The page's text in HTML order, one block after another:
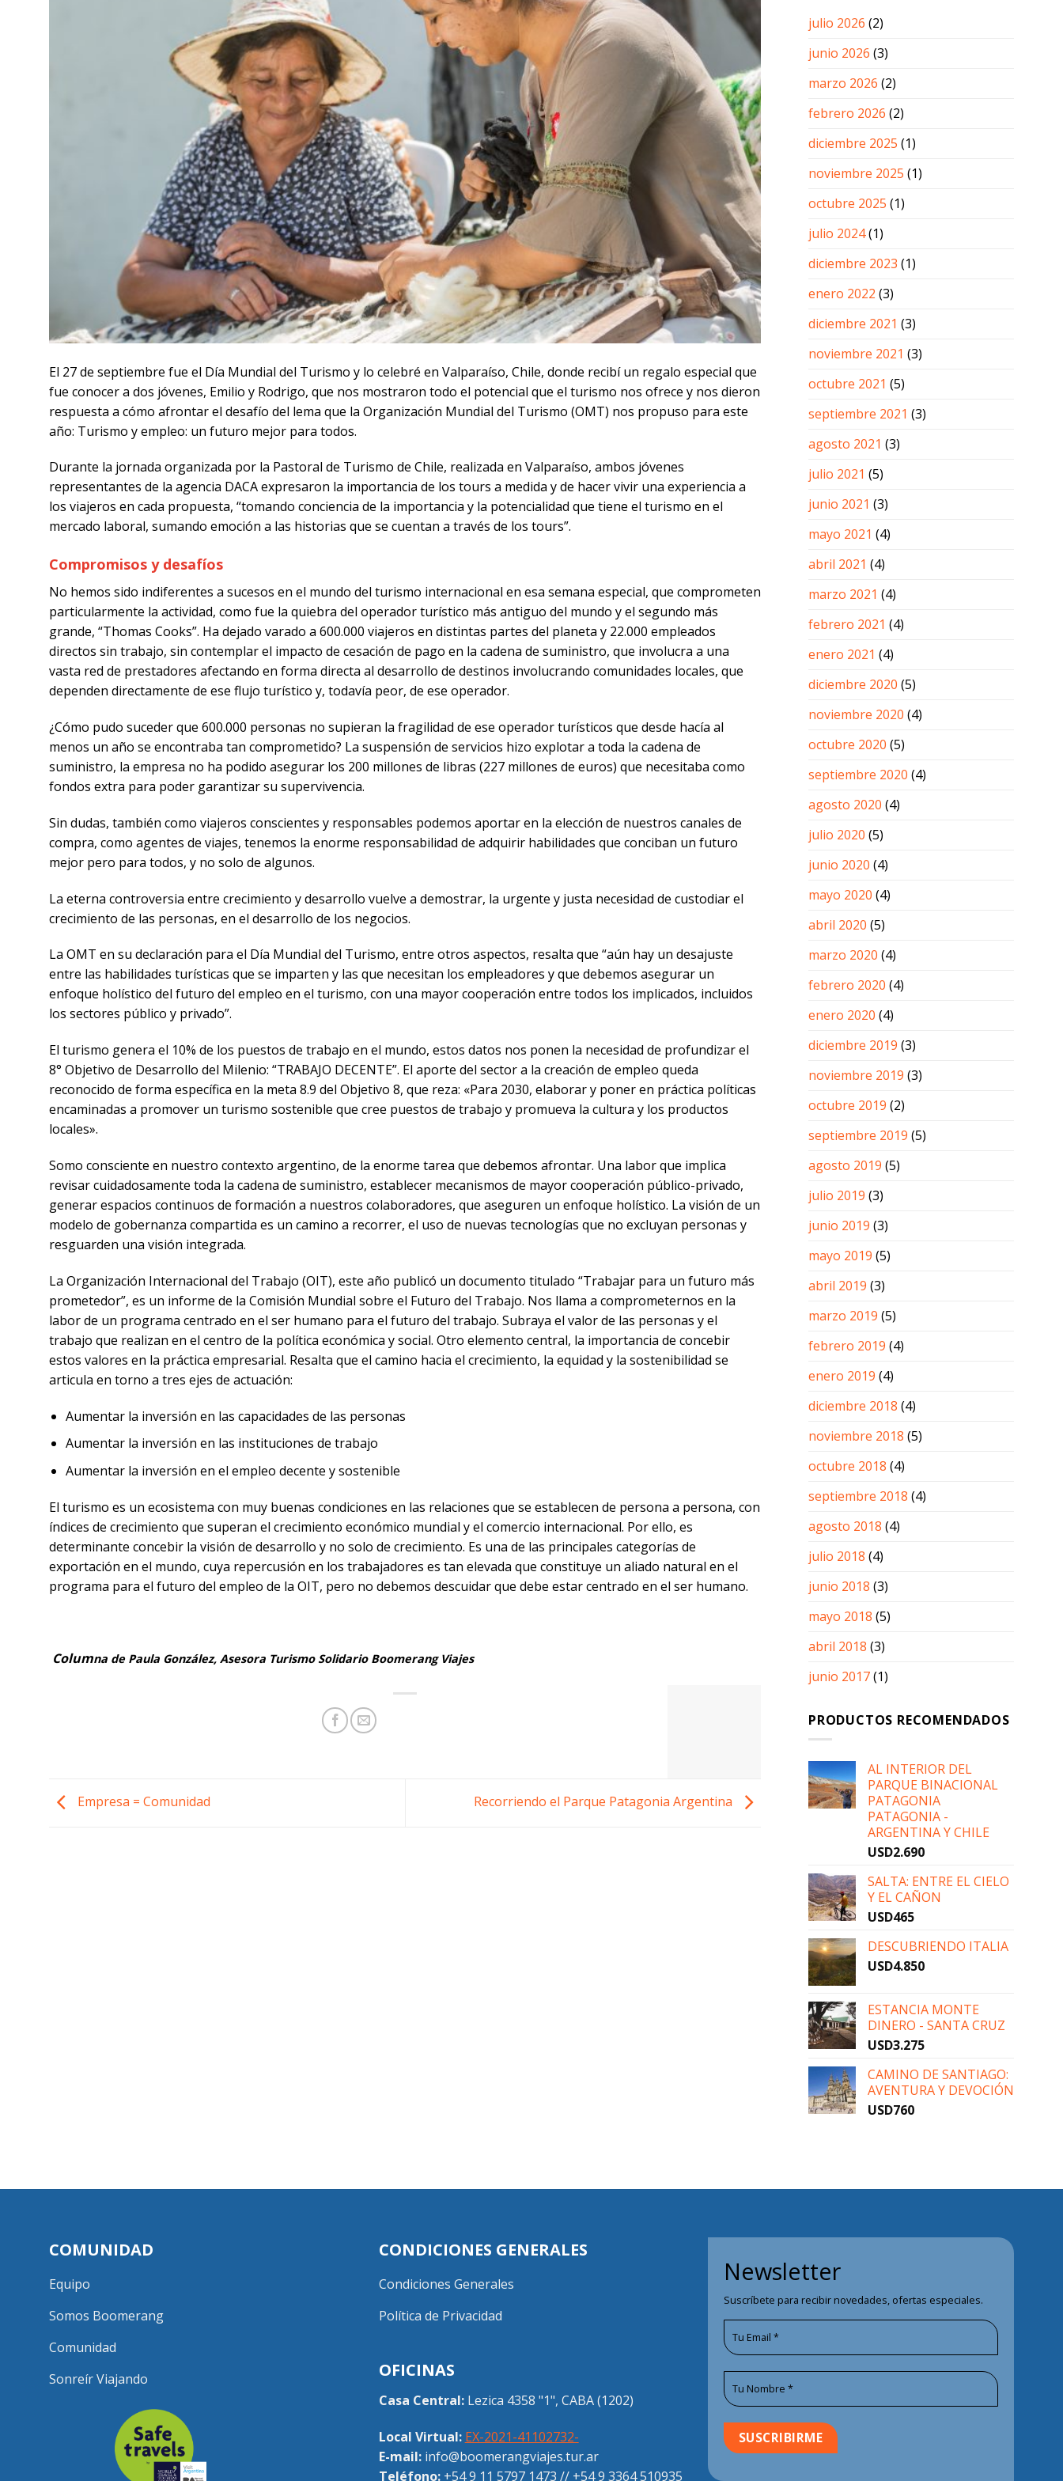
El 27 de septiembre fue el Día Mundial del Turismo y lo celebré en Valparaíso, Chile, donde recibí un regalo especial que
fue conocer a dos jóvenes, Emilio y Rodrigo, que nos mostraron todo el potencial que el turismo nos ofrece y nos dieron
respuesta a cómo afrontar el desafío del lema que la Organización Mundial del Turismo (OMT) nos propuso para este
año: Turismo y empleo: un futuro mejor para todos.
Durante la jornada organizada por la Pastoral de Turismo de Chile, realizada en Valparaíso, ambos jóvenes
representantes de la agencia DACA expresaron la importancia de los tours a medida y de hacer vivir una experiencia a
los viajeros en cada propuesta, “tomando conciencia de la importancia y la potencialidad que tiene el turismo en el
mercado laboral, sumando emoción a las historias que se cuentan a través de los tours”.
Compromisos y desafíos
No hemos sido indiferentes a sucesos en el mundo del turismo internacional en esa semana especial, que comprometen
particularmente la actividad, como fue la quiebra del operador turístico más antiguo del mundo y el segundo más
grande, “Thomas Cooks”. Ha dejado varado a 600.000 viajeros en distintas partes del planeta y 22.000 empleados
directos sin trabajo, sin contemplar el impacto de cesación de pago en la cadena de suministro, que involucra a una
vasta red de prestadores afectando en forma directa al desarrollo de destinos involucrando comunidades locales, que
dependen directamente de ese flujo turístico y, todavía peor, de ese operador.
¿Cómo pudo suceder que 600.000 personas no supieran la fragilidad de ese operador turísticos que desde hacía al
menos un año se encontraba tan comprometido? La suspensión de servicios hizo explotar a toda la cadena de
suministro, la empresa no ha podido asegurar los 200 millones de libras (227 millones de euros) que necesitaba como
fondos extra para poder garantizar su supervivencia.
Sin dudas, también como viajeros conscientes y responsables podemos aportar en la elección de nuestros canales de
compra, como agentes de viajes, tenemos la enorme responsabilidad de adquirir habilidades que conciban un futuro
mejor pero para todos, y no solo de algunos.
La eterna controversia entre crecimiento y desarrollo vuelve a demostrar, la urgente y justa necesidad de custodiar el
crecimiento de las personas, en el desarrollo de los negocios.
La OMT en su declaración para el Día Mundial del Turismo, entre otros aspectos, resalta que “aún hay un desajuste
entre las habilidades turísticas que se imparten y las que necesitan los empleadores y que debemos asegurar un
enfoque holístico del futuro del empleo en el turismo, con una mayor cooperación entre todos los implicados, incluidos
los sectores público y privado”.
El turismo genera el 10% de los puestos de trabajo en el mundo, estos datos nos ponen la necesidad de profundizar el
8° Objetivo de Desarrollo del Milenio: “TRABAJO DECENTE”. El aporte del sector a la creación de empleo queda
reconocido de forma específica en la meta 8.9 del Objetivo 8, que reza: «Para 2030, elaborar y poner en práctica políticas
encaminadas a promover un turismo sostenible que cree puestos de trabajo y promueva la cultura y los productos
locales».
Somo consciente en nuestro contexto argentino, de la enorme tarea que debemos afrontar. Una labor que implica
revisar cuidadosamente toda la cadena de suministro, establecer mecanismos de mayor cooperación público-privado,
generar espacios continuos de formación a nuestros colaboradores, que aseguren un enfoque holístico. La visión de un
modelo de gobernanza compartida es un camino a recorrer, el uso de nuevas tecnologías que no excluyan personas y
resguarden una visión integrada.
La Organización Internacional del Trabajo (OIT), este año publicó un documento titulado “Trabajar para un futuro más
prometedor”, es un informe de la Comisión Mundial sobre el Futuro del Trabajo. Nos llama a comprometernos en la
labor de un programa centrado en el ser humano para el futuro del trabajo. Subraya el valor de las personas y el
trabajo que realizan en el centro de la política económica y social. Otro elemento central, la importancia de concebir
estos valores en la práctica empresarial. Resalta que el camino hacia el crecimiento, la equidad y la sostenibilidad se
articula en torno a tres ejes de actuación:
Aumentar la inversión en las capacidades de las personas
Aumentar la inversión en las instituciones de trabajo
Aumentar la inversión en el empleo decente y sostenible
El turismo es un ecosistema con muy buenas condiciones en las relaciones que se establecen de persona a persona, con
índices de crecimiento que superan el crecimiento económico mundial y el comercio internacional. Por ello, es
determinante concebir la visión de desarrollo y no solo de crecimiento. Es una de las principales categorías de
exportación en el mundo, cuya repercusión en los trabajadores es tan elevada que constituye un aliado natural en el
programa para el futuro del empleo de la OIT, pero no debemos descuidar que debe estar centrado en el ser humano.
Columna de Paula González, Asesora Turismo Solidario Boomerang Viajes
Empresa = Comunidad Recorriendo el Parque Patagonia Argentina
julio 2026 (2)
junio 2026 (3)
marzo 2026 (2)
febrero 2026 (2)
diciembre 2025 (1)
noviembre 2025 (1)
octubre 2025 (1)
julio 2024(1)
diciembre 2023 (1)
enero 2022 (3)
diciembre 2021 (3)
noviembre 2021 (3)
octubre 2021 (5)
septiembre 2021 (3)
agosto 2021 (3)
julio 2021 (5)
junio 2021 (3)
mayo 2021 (4)
abril 2021 (4)
marzo 2021 (4)
febrero 2021 (4)
enero 2021 (4)
diciembre 2020 (5)
noviembre 2020 (4)
octubre 2020 (5)
septiembre 2020 (4)
agosto 2020 (4)
julio 2020 (5)
junio 2020 (4)
mayo 2020 (4)
abril 2020 (5)
marzo 2020 (4)
febrero 2020 (4)
enero 2020 (4)
diciembre 2019 (3)
noviembre 2019 (3)
octubre 2019 (2)
septiembre 2019 (5)
agosto 2019 (5)
julio 2019 (3)
junio 2019 (3)
mayo 2019 (5)
abril 2019 (3)
marzo 2019 (5)
febrero 2019 (4)
enero 2019 (4)
diciembre 2018 (4)
noviembre 2018 (5)
octubre 2018 (4)
septiembre 2018 (4)
agosto 2018 (4)
julio 2018 (4)
junio 2018 (3)
mayo 2018 (5)
abril 2018 (3)
junio 2017(1)
PRODUCTOS RECOMENDADOS
AL INTERIOR DEL
PARQUE BINACIONAL
PATAGONIA
PATAGONIA -
ARGENTINA Y CHILE
USD2.690
SALTA: ENTRE EL CIELO
Y EL CAÑON
USD465
DESCUBRIENDO ITALIA
USD4.850
ESTANCIA MONTE
DINERO - SANTA CRUZ
USD3.275
CAMINO DE SANTIAGO:
AVENTURA Y DEVOCIÓN
USD760
COMUNIDAD
Equipo
Somos Boomerang
Comunidad
Sonreír Viajando
CONDICIONES GENERALES
Condiciones Generales
Política de Privacidad
OFICINAS
Casa Central:Lezica 4358 "1", CABA (1202)
Local Virtual: EX-2021-41102732-
E-mail:info@boomerangviajes.tur.ar
Teléfono: +54 9 11 5797 1473 // +54 9 3364 510935
Newsletter
Suscríbete para recibir novedades, ofertas especiales.